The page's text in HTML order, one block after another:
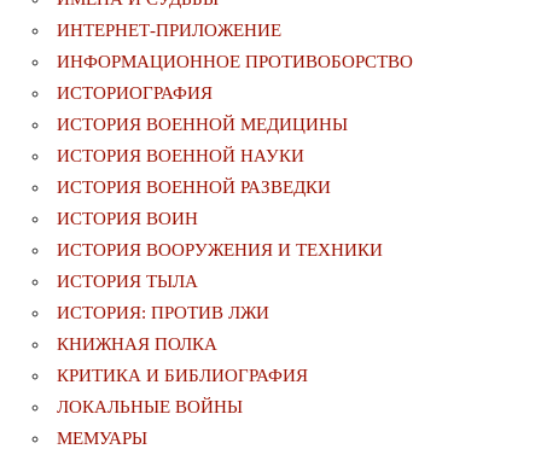
ИНТЕРНЕТ-ПРИЛОЖЕНИЕ
ИНФОРМАЦИОННОЕ ПРОТИВОБОРСТВО
ИСТОРИОГРАФИЯ
ИСТОРИЯ ВОЕННОЙ МЕДИЦИНЫ
ИСТОРИЯ ВОЕННОЙ НАУКИ
ИСТОРИЯ ВОЕННОЙ РАЗВЕДКИ
ИСТОРИЯ ВОИН
ИСТОРИЯ ВООРУЖЕНИЯ И ТЕХНИКИ
ИСТОРИЯ ТЫЛА
ИСТОРИЯ: ПРОТИВ ЛЖИ
КНИЖНАЯ ПОЛКА
КРИТИКА И БИБЛИОГРАФИЯ
ЛОКАЛЬНЫЕ ВОЙНЫ
МЕМУАРЫ